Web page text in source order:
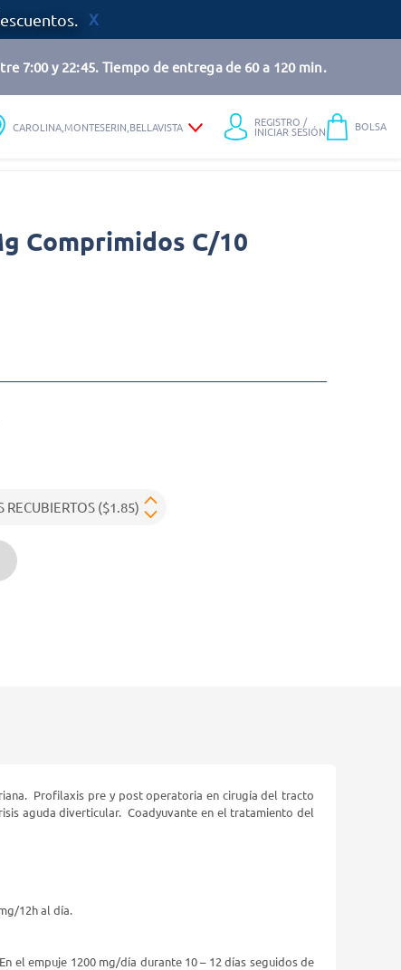
7:00 y 22:45. Tiempo de entrega de 60 a 120 min.
CAROLINA,MONTESERIN,BELLAVISTA REGISTRO /
INICIAR SESIÓN BOLSA
Comprimidos C/10
Profilaxis pre y post operatoria en cirugía del tracto
aguda diverticular. Coadyuvante en el tratamiento del
12h al día.
el empuje 1200 mg/día durante 10 – 12 días seguidos de